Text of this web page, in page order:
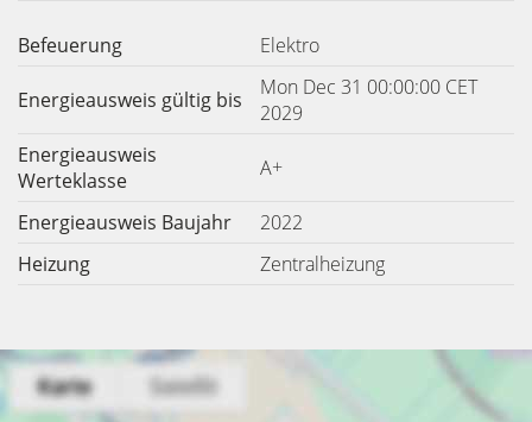
Befeuerung Elektro
Energieausweis gültig bis
Mon Dec 31 00:00:00 CET
2029
Energieausweis
Werteklasse
A+
Energieausweis Baujahr
2022
Heizung
Zentralheizung